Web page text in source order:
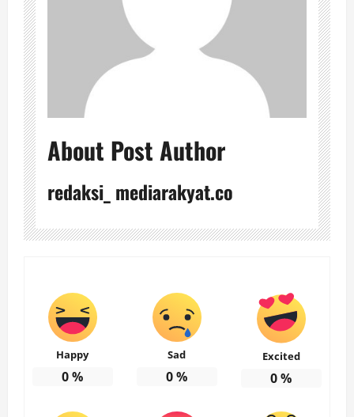
About Post Author
redaksi_ mediarakyat.co
Happy
0%
Sad
0%
Excited
0%